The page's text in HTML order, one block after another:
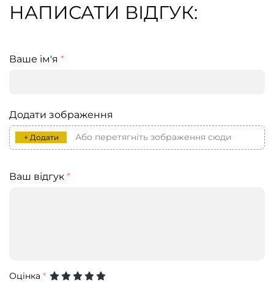
НАПИСАТИ ВІДГУК:
Ваше ім'я *
Додати зображення
+ Додати Або перетягніть зображення сюди
Ваш відгук *
Оцінка *